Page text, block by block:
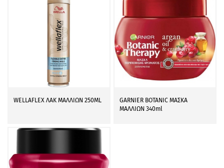
WELLAFLEX ΛΑΚ ΜΑΛΛΙΩΝ 250ML
GARNIER BOTANIC ΜΑΣΚΑ
ΜΑΛΛΙΩΝ 340ml